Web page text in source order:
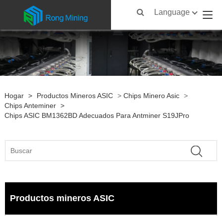
Language
Hogar > Productos Mineros ASIC > Chips Minero Asic >
Chips Anteminer >
Chips ASIC BM1362BD Adecuados Para Antminer S19JPro
Productos mineros ASIC